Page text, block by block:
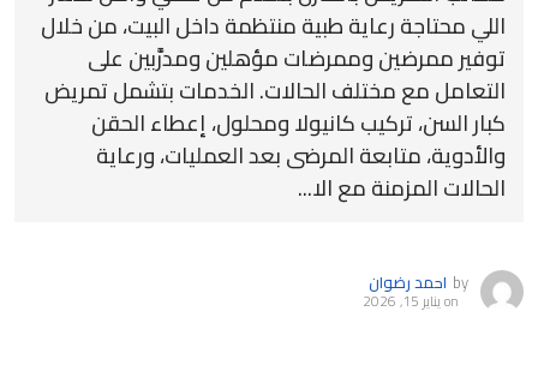
اللي محتاجة رعاية طبية منتظمة داخل البيت، من خلال
توفير ممرضين وممرضات مؤهلين ومدرَّبين على
التعامل مع مختلف الحالات. الخدمات بتشمل تمريض
كبار السن، تركيب كانيولا ومحلول، إعطاء الحقن
والأدوية، متابعة المرضى بعد العمليات، ورعاية
الحالات المزمنة مع الا...
by احمد رضوان
onيناير 15, 2026